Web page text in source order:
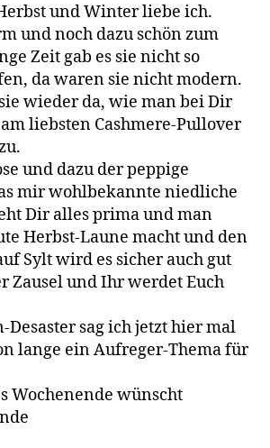
und Winter liebe ich.
und noch dazu schön zum
Zeit gab es sie nicht so
da waren sie nicht modern.
wieder da, wie man bei Dir
liebsten Cashmere-Pullover
und dazu der peppige
mir wohlbekannte niedliche
Dir alles prima und man
Herbst-Laune macht und den
Sylt wird es sicher auch gut
Zausel und Ihr werdet Euch
Desaster sag ich jetzt hier mal
lange ein Aufreger-Thema für
Wochenende wünscht